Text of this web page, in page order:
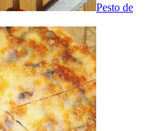
Pesto de